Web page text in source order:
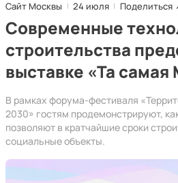
Сайт Москвы 24 июля Поделиться
Современные
строительства
выставке «Та самая
В рамках форума-фестиваля
2030» гостям продемонстрируют,
позволяют в кратчайшие сроки
социальные объекты.